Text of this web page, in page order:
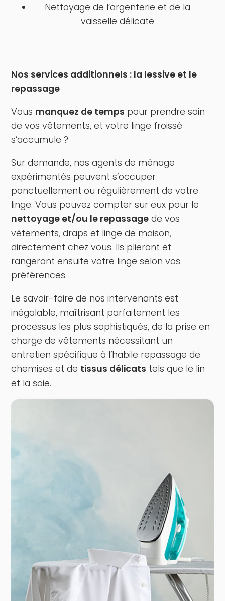
Nettoyage de l’argenterie et de la
vaisselle délicate
Nos services additionnels : la lessive et le
repassage
Vous manquez de temps pour prendre soin
de vos vêtements, et votre linge froissé
s’accumule ?
Sur demande, nos agents de ménage
expérimentés peuvent s’occuper
ponctuellement ou régulièrement de votre
linge. Vous pouvez compter sur eux pour le
nettoyage et/ou le repassage de vos
vêtements, draps et linge de maison,
directement chez vous. Ils plieront et
rangeront ensuite votre linge selon vos
préférences.
Le savoir-faire de nos intervenants est
inégalable, maîtrisant parfaitement les
processus les plus sophistiqués, de la prise en
charge de vêtements nécessitant un
entretien spécifique à l’habile repassage de
chemises et de tissus délicats tels que le lin
et la soie.